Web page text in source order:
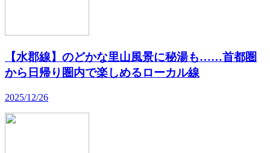
【水郡線】のどかな里山風景に秘湯も……首都圏
から日帰り圏内で楽しめるローカル線
2025/12/26